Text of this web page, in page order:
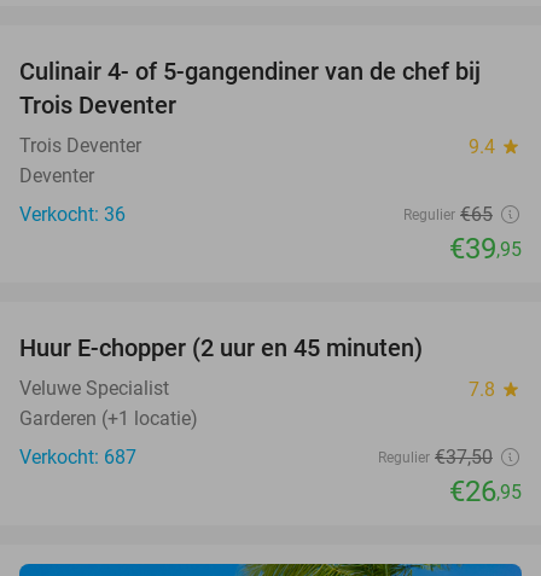
39%
Culinair 4- of 5-gangendiner van de chef bij
Trois Deventer
Trois Deventer 9.4 star
Deventer
Verkocht: 36
Regulier €65
€39,95
Huur E-chopper (2 uur en 45 minuten)
Veluwe Specialist 7.8 star
Garderen (+1 locatie)
Verkocht: 687
Regulier €37,50
€26,95